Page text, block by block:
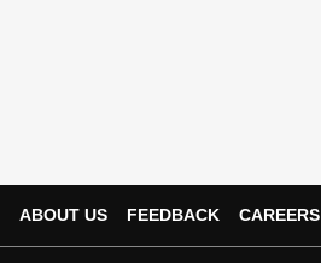
ABOUT US FEEDBACK CAREERS